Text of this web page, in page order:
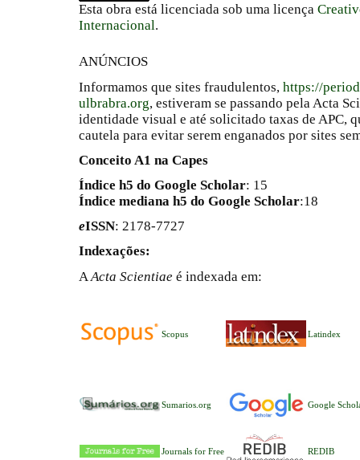
Esta obra está licenciada sob uma licença
Internacional.
ANÚNCIOS
Informamos que sites fraudulentos, https://
ulbrabra.org, estiveram se passando pela Acta
identidade visual e até solicitado taxas de APC,
cautela para evitar serem enganados por sites
Conceito A1 na Capes
Índice h5 do Google Scholar: 15
Índice mediana h5 do Google Scholar:18
eISSN: 2178-7727
Indexações:
A Acta Scientiae é indexada em:
Scopus Latindex
Sumarios.org Google
Journals for Free REDIB